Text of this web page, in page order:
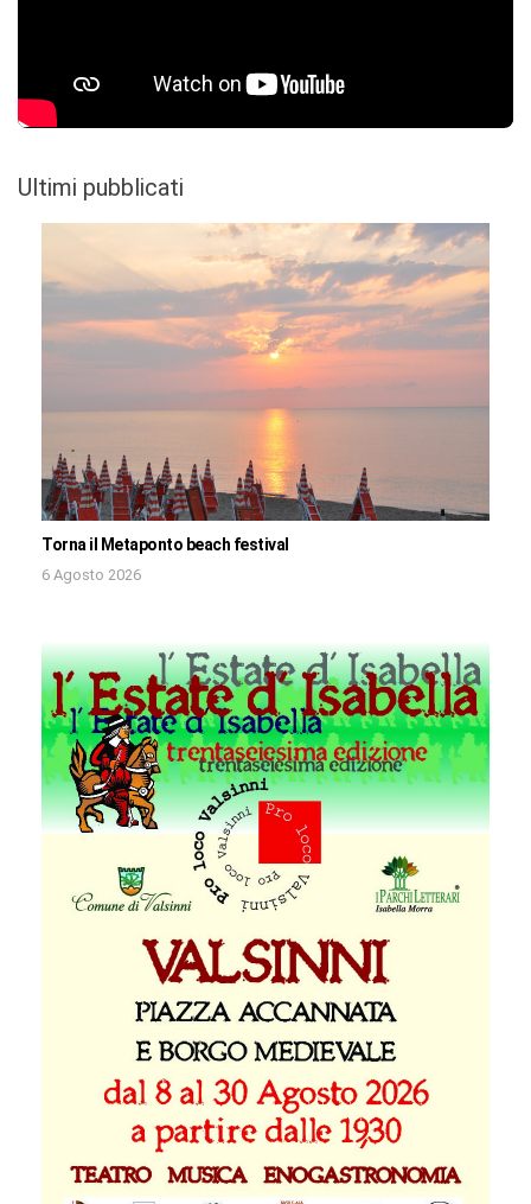
Ultimi pubblicati
Torna il Metaponto beach festival
6 Agosto 2026